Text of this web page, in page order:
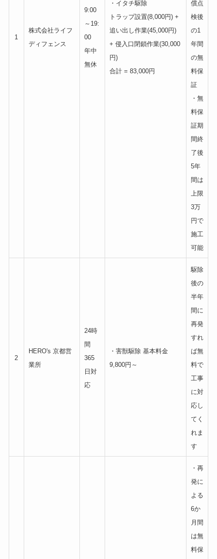
1
株式会社ライフ
ディフェンス
9:00
～19:
00
年中
無休
・イタチ駆除
トラップ設置(8,000円) +
追い出し作業(45,000円)
+ 侵入口閉鎖作業(30,000
円)
合計 = 83,000円
償点
検後
の1
年間
の無
料保
証
・無
料保
証期
間終
了後
5年
間は
上限
3万
円で
施工
可能
2
HERO's 京都営
業所
24時
間
365
日対
応
・害獣駆除 基本料金
9,800円～
駆除
後の
半年
間に
再発
すれ
ば無
料で
工事
に対
応し
てく
れま
す
・再
発に
よる
6か
月間
は無
料保